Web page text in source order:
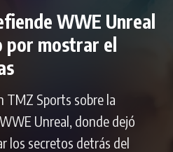
WWE Unreal
por mostrar el
TMZ Sports sobre la
Unreal, donde dejó
los secretos detrás del